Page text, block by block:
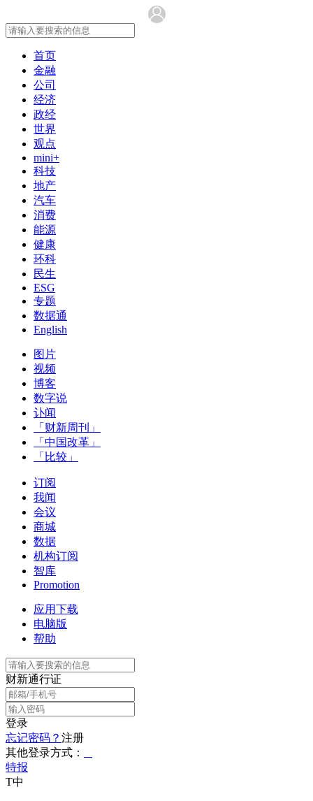
首页
金融
公司
经济
政经
世界
观点
mini+
科技
地产
汽车
消费
能源
健康
环科
民生
ESG
专题
数据通
English
图片
视频
博客
数字说
讣闻
「财新周刊」
「中国改革」
「比较」
订阅
我闻
会议
商城
数据
机构订阅
智库
Promotion
应用下载
电脑版
帮助
财新通行证
登录
忘记密码？ 注册
其他登录方式：
特报
T中